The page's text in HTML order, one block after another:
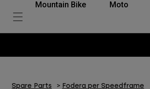
Mountain Bike Moto
Spare Parts Fodera per Speedframe